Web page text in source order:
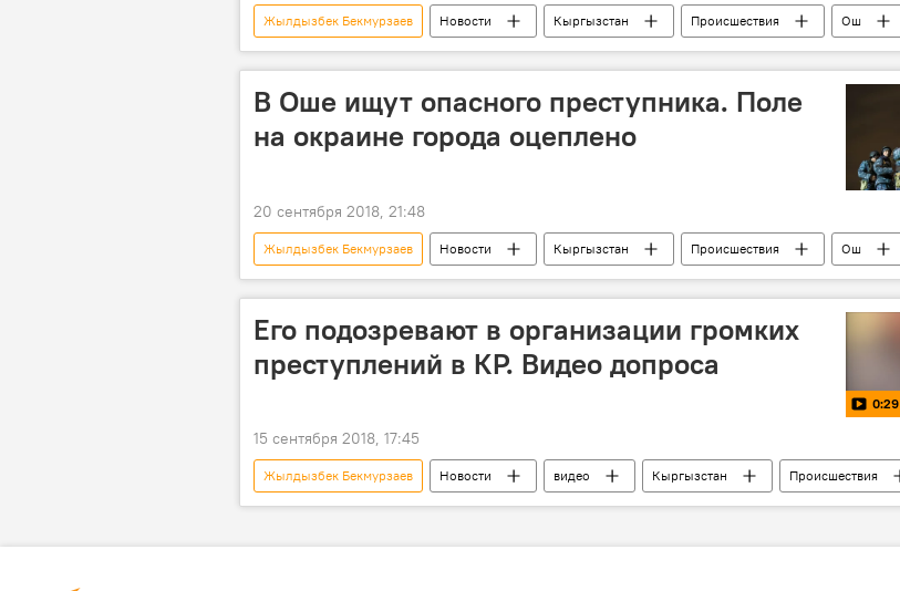
Жылдызбек Бекмурзаев Новости Кыргызстан Происшествия
Ош
УВД
розыск
В Оше ищут опасного преступника. Поле
на окраине города оцеплено
20 сентября 2018, 21:48
Жылдызбек Бекмурзаев Новости Кыргызстан Происшествия
Ош
розыск
Его подозревают в организации громких
преступлений в КР. Видео допроса
0:29
15 сентября 2018, 17:45
Жылдызбек Бекмурзаев Новости видео Кыргызстан
Происшествия
Мультимедиа
МВД ограбление розыск
разбой